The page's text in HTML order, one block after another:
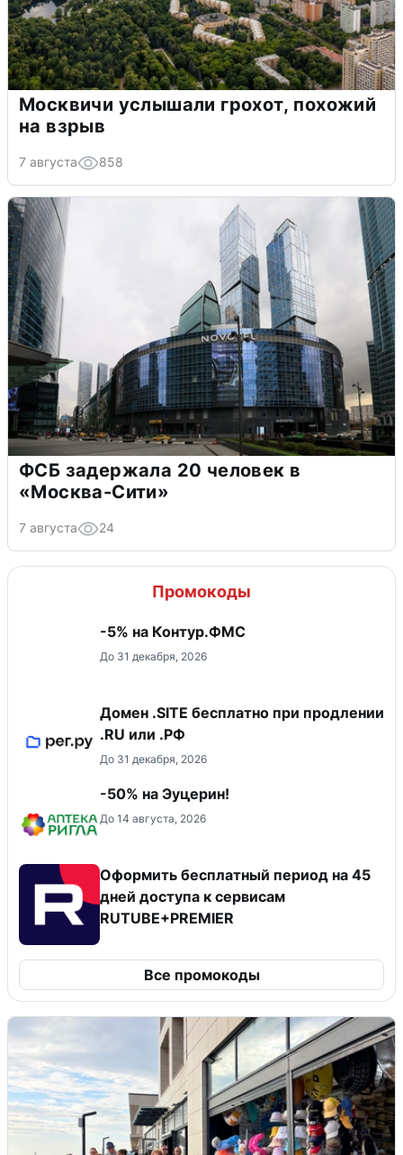
Москвичи услышали грохот, похожий
на взрыв
7 августа 858
ФСБ задержала 20 человек в
«Москва-Сити»
7 августа 24
Промокоды
-5% на Контур.ФМС
До 31 декабря, 2026
Домен .SITE бесплатно при продлении
.RU или .РФ
До 31 декабря, 2026
-50% на Эуцерин!
До 14 августа, 2026
Оформить бесплатный период на 45
дней доступа к сервисам
RUTUBE+PREMIER
Все промокоды